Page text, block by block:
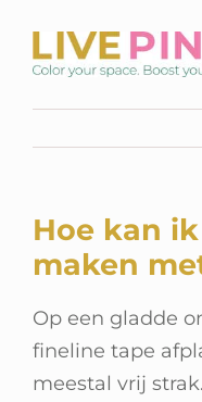
naar
inhoud
Live Pink Platform
SHOP
Over Live Pink
Hoe kan
maken
Op een gladde
fineline tape
meestal vrij